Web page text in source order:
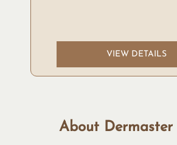
VIEW DETAILS
About Dermaster